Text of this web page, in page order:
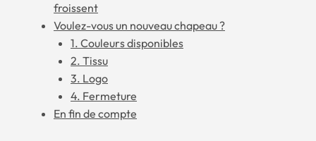
froissent
Voulez-vous un nouveau chapeau ?
1. Couleurs disponibles
2. Tissu
3. Logo
4. Fermeture
En fin de compte